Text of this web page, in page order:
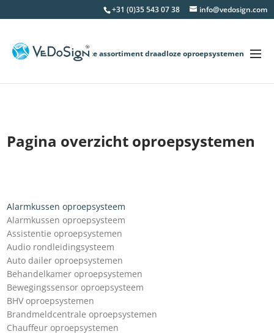
+31 (0)35 543 07 38 info@vedosign.com
Het grootste assortiment draadloze oproepsystemen
Pagina overzicht oproepsystemen
Alarmkussen oproepsysteem
Alarmkussen oproepsysteem
Assistentie oproepsystemen
Audio rondleidingsysteem
Auto dailer oproepsystemen
Behandelkamer oproepsystemen
Bewegingssensor oproepsysteem
BHV oproepsystemen
Brandmeldcentrale oproepsystemen
Chauffeur oproepsystemen